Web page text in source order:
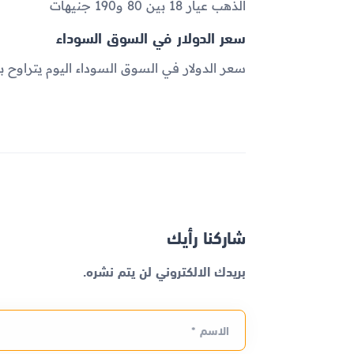
الذهب عيار 18 بين 80 و190 جنيهات
سعر الدولار في السوق السوداء
سعر الدولار في السوق السوداء اليوم يتراوح بين 39.20 و 39.70
شاركنا رأيك
بريدك الالكتروني لن يتم نشره.
الاسم *